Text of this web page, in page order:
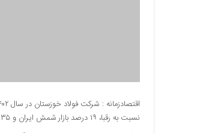
نسبت به رقبا، ۱۹ درصد بازار شمش ایران و ۳۵ درصد بازار اسلب ایران را به خود اختصاص داده است.